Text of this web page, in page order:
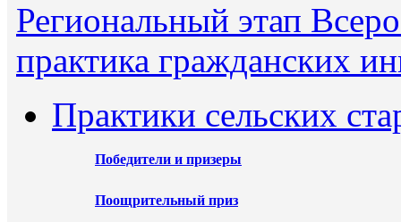
Региональный этап
практика гражданских
Практики сельских
Победители и призеры
Поощрительный приз